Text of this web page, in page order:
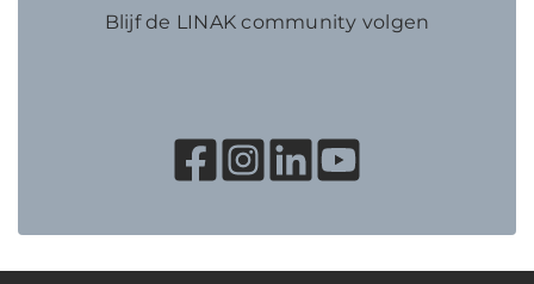
Blijf de LINAK community volgen